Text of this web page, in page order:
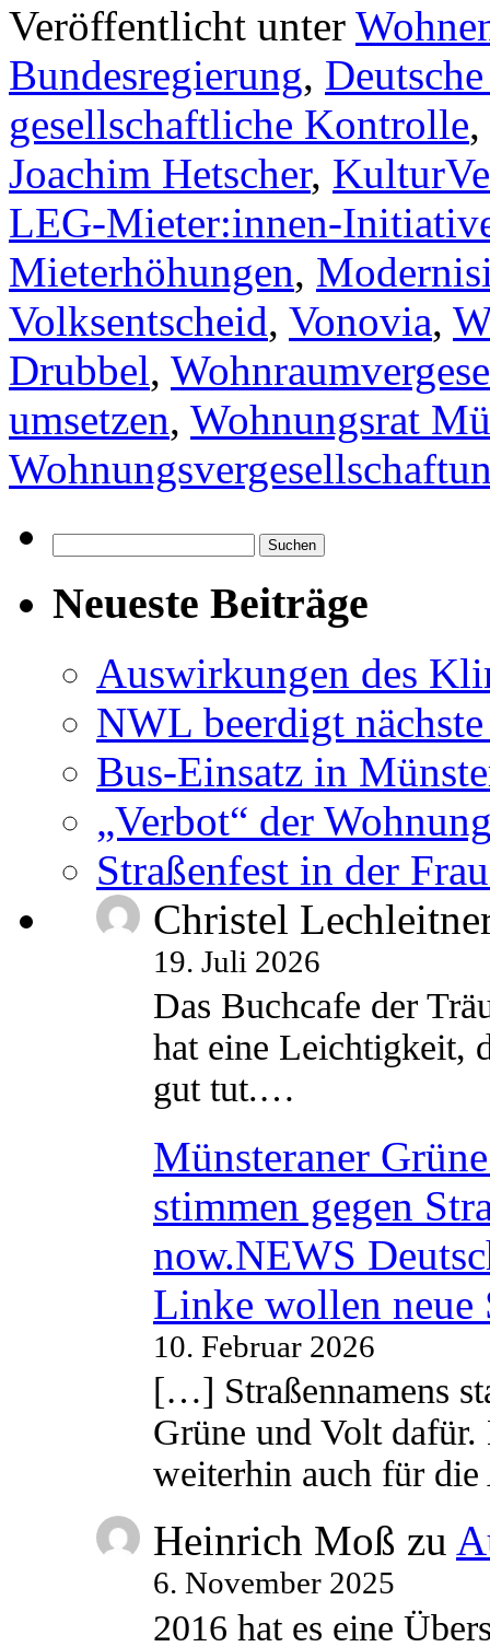
Veröffentlicht unter
Bundesregierung,
gesellschaftliche Kontrolle,
Joachim Hetscher,
LEG-Mieter:innen-
Mieterhöhungen,
Volksentscheid, Vonovia,
Drubbel,
umsetzen, Wohnungsrat
nach:
Neueste Beiträge
Auswirkungen des
NWL beerdigt
Bus-Einsatz in
„Verbot“ der
Straßenfest in der
Christel
19. Juli 2026
Das Buchcafe der
hat eine Leichtigkeit,
gut tut.…
Münsteraner
stimmen gegen
now.NEWS
Linke wollen neue
10. Februar 2026
[…] Straßennamens
Grüne und Volt
weiterhin auch für
Heinrich Moß zu
6. November 2025
2016 hat es eine